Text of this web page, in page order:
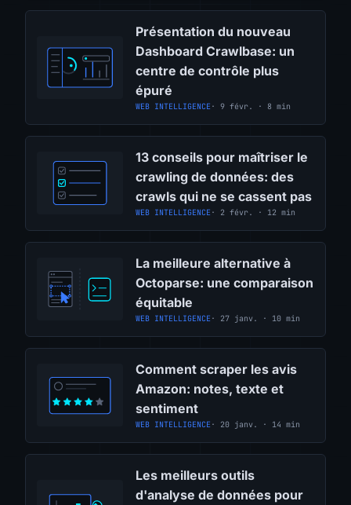
Présentation du nouveau
Dashboard Crawlbase: un
centre de contrôle plus
épuré
WEB INTELLIGENCE · 9 févr. · 8 min
13 conseils pour maîtriser le
crawling de données: des
crawls qui ne se cassent pas
WEB INTELLIGENCE · 2 févr. · 12 min
La meilleure alternative à
Octoparse: une comparaison
équitable
WEB INTELLIGENCE · 27 janv. · 10 min
Comment scraper les avis
Amazon: notes, texte et
sentiment
WEB INTELLIGENCE · 20 janv. · 14 min
Les meilleurs outils
d'analyse de données pour